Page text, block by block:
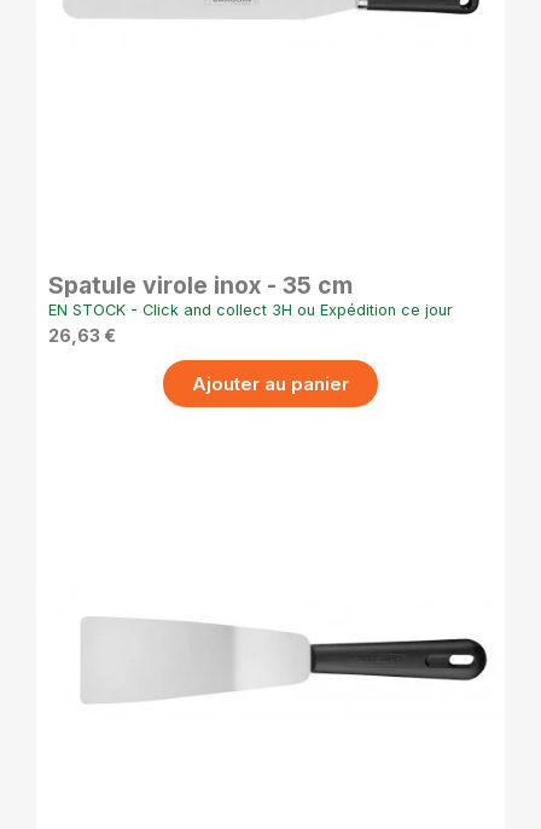
Spatule virole inox - 35 cm
EN STOCK - Click and collect 3H ou Expédition ce jour
26,63 €
Ajouter au panier